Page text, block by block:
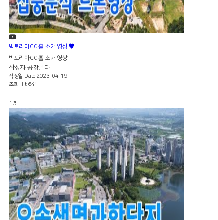
빅토리아CC 홀 소개 영상
빅토리아CC 홀 소개 영상
작성자 공장날다
작성일 Date 2023-04-19
조회 Hit 641
13